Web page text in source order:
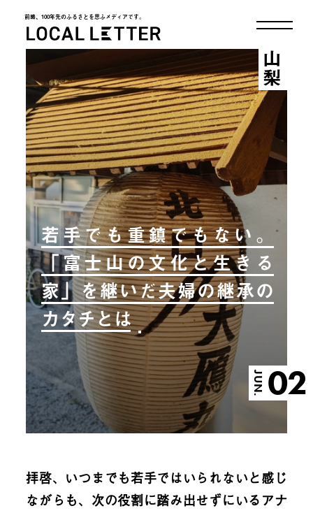
前略、100年先のふるさとを思ふメディアです。
LOCAL LETTER
若手でも重鎮でもない。
「富士山の文化と生きる
家」を継いだ夫婦の継承の
カタチとは
JUN. 02
山梨
拝啓、いつまでも若手ではいられないと感じ
ながらも、次の役割に踏み出せずにいるアナ